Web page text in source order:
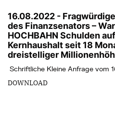
16.08.2022 -
des Finanzsenators –
HOCHBAHN Schulden
Kernhaushalt seit 18
dreistelliger
Schriftliche Kleine Anfrage vom
DOWNLOAD